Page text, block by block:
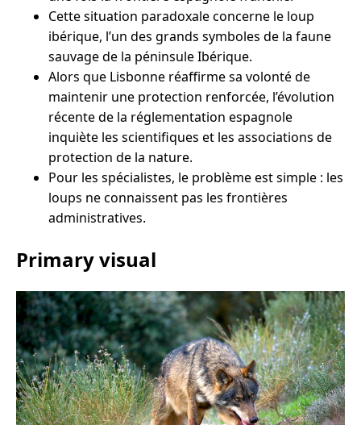
Cette situation paradoxale concerne le loup
ibérique, l’un des grands symboles de la faune
sauvage de la péninsule Ibérique.
Alors que Lisbonne réaffirme sa volonté de
maintenir une protection renforcée, l’évolution
récente de la réglementation espagnole
inquiète les scientifiques et les associations de
protection de la nature.
Pour les spécialistes, le problème est simple : les
loups ne connaissent pas les frontières
administratives.
Primary visual